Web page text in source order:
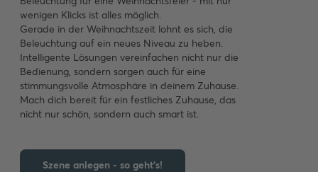
wenigen Klicks ist alles möglich.
Gerade in der Weihnachtszeit lohnt es sich, die
Beleuchtung auf ein neues Niveau zu heben.
Intelligente Lösungen vereinfachen nicht nur die
Bedienung, sondern sorgen auch für eine
stimmungsvolle Atmosphäre in deinem Zuhause.
Mach dich bereit für ein festliches Zuhause, das
nicht nur schön, sondern auch smart ist.
Szene anlegen - so geht's!